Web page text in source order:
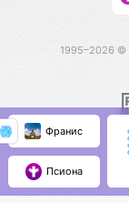
1995–2026 ©
Франис
Псиона